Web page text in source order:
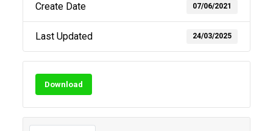
Create Date 07/06/2021
Last Updated 24/03/2025
Download